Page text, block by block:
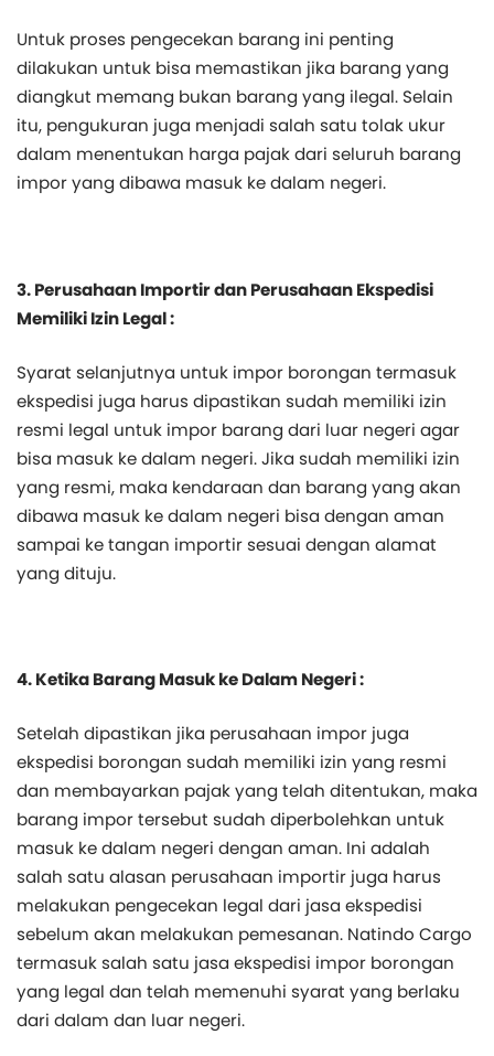
Untuk proses pengecekan barang ini penting
dilakukan untuk bisa memastikan jika barang yang
diangkut memang bukan barang yang ilegal. Selain
itu, pengukuran juga menjadi salah satu tolak ukur
dalam menentukan harga pajak dari seluruh barang
impor yang dibawa masuk ke dalam negeri.
3. Perusahaan Importir dan Perusahaan Ekspedisi
Memiliki Izin Legal :
Syarat selanjutnya untuk impor borongan termasuk
ekspedisi juga harus dipastikan sudah memiliki izin
resmi legal untuk impor barang dari luar negeri agar
bisa masuk ke dalam negeri. Jika sudah memiliki izin
yang resmi, maka kendaraan dan barang yang akan
dibawa masuk ke dalam negeri bisa dengan aman
sampai ke tangan importir sesuai dengan alamat
yang dituju.
4. Ketika Barang Masuk ke Dalam Negeri :
Setelah dipastikan jika perusahaan impor juga
ekspedisi borongan sudah memiliki izin yang resmi
dan membayarkan pajak yang telah ditentukan, maka
barang impor tersebut sudah diperbolehkan untuk
masuk ke dalam negeri dengan aman. Ini adalah
salah satu alasan perusahaan importir juga harus
melakukan pengecekan legal dari jasa ekspedisi
sebelum akan melakukan pemesanan. Natindo Cargo
termasuk salah satu jasa ekspedisi impor borongan
yang legal dan telah memenuhi syarat yang berlaku
dari dalam dan luar negeri.